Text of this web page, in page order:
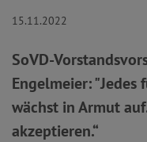
15.11.2022
SoVD-
Engelmeier:
wächst in Armut
akzeptieren.“